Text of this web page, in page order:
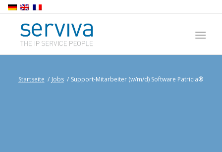
Startseite / Jobs / Support-Mitarbeiter (w/m/d) Software Patricia®